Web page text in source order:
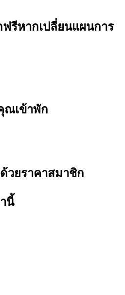
ฟรีหากเปลี่ยนแผนการ
ณเข้าพัก
วยราคาสมาชิก
นี้